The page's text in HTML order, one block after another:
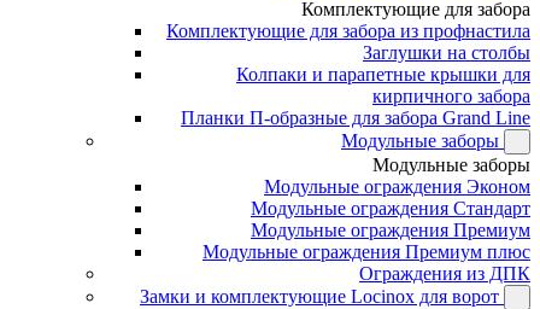
Комплектующие для забора
Комплектующие для забора из профнастила
Заглушки на столбы
Колпаки и парапетные крышки для
кирпичного забора
Планки П-образные для забора Grand Line
Модульные заборы
Модульные заборы
Модульные ограждения Эконом
Модульные ограждения Стандарт
Модульные ограждения Премиум
Модульные ограждения Премиум плюс
Ограждения из ДПК
Замки и комплектующие Locinox для ворот